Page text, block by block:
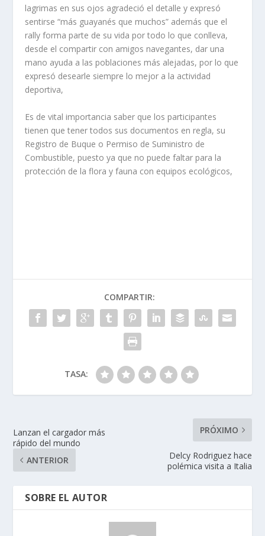
lagrimas en sus ojos agradeció el detalle y expresó
sentirse “más guayanés que muchos” además que el
rally forma parte de su vida por todo lo que conlleva,
desde el compartir con amigos navegantes, dar una
mano ayuda a las poblaciones más alejadas, por lo que
expresó desearle siempre lo mejor a la actividad
deportiva,
Es de vital importancia saber que los participantes
tienen que tener todos sus documentos en regla, su
Registro de Buque o Permiso de Suministro de
Combustible, puesto ya que no puede faltar para la
protección de la flora y fauna con equipos ecológicos,
COMPARTIR:
TASA:
Lanzan el cargador más
rápido del mundo
ANTERIOR
PRÓXIMO
Delcy Rodriguez hace
polémica visita a Italia
SOBRE EL AUTOR